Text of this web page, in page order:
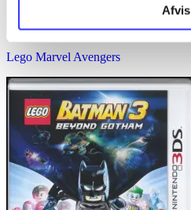
Afvis
Lego Marvel Avengers